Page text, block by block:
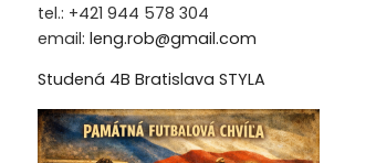
tel.: +421 944 578 304
email: leng.rob@gmail.com
Studená 4B Bratislava STYLA